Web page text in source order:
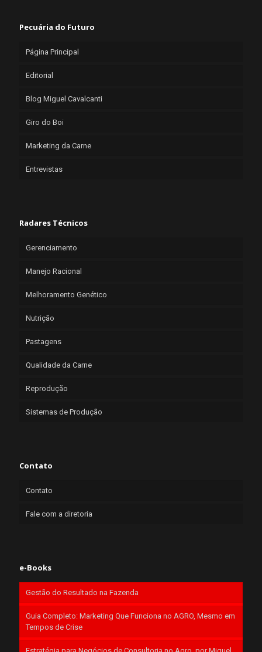
Pecuária do Futuro
Página Principal
Editorial
Blog Miguel Cavalcanti
Giro do Boi
Marketing da Carne
Entrevistas
Radares Técnicos
Gerenciamento
Manejo Racional
Melhoramento Genético
Nutrição
Pastagens
Qualidade da Carne
Reprodução
Sistemas de Produção
Contato
Contato
Fale com a diretoria
e-Books
Gestão do Resultado na Fazenda
Guia Completo: Marketing Que Funciona no AGRO, Mesmo em
Tempos de Crise